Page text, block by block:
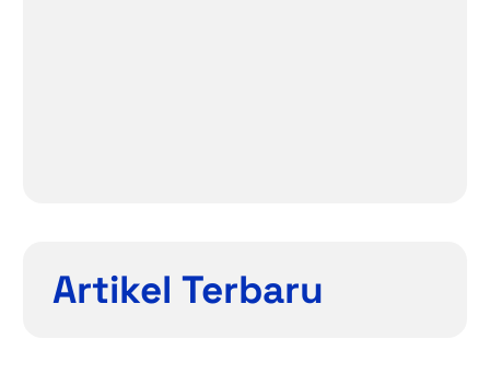
Artikel Terbaru